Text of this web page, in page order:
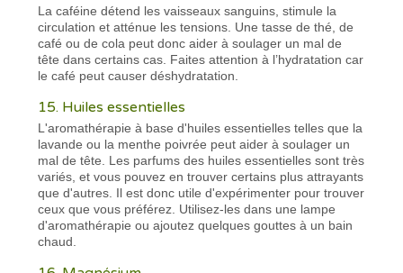
La caféine détend les vaisseaux sanguins, stimule la
circulation et atténue les tensions. Une tasse de thé, de
café ou de cola peut donc aider à soulager un mal de
tête dans certains cas. Faites attention à l’hydratation car
le café peut causer déshydratation.
15. Huiles essentielles
L'aromathérapie à base d'huiles essentielles telles que la
lavande ou la menthe poivrée peut aider à soulager un
mal de tête. Les parfums des huiles essentielles sont très
variés, et vous pouvez en trouver certains plus attrayants
que d'autres. Il est donc utile d'expérimenter pour trouver
ceux que vous préférez. Utilisez-les dans une lampe
d'aromathérapie ou ajoutez quelques gouttes à un bain
chaud.